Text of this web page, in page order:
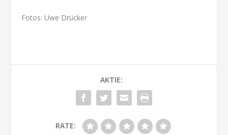
Fotos: Uwe Drücker
AKTIE:
RATE: